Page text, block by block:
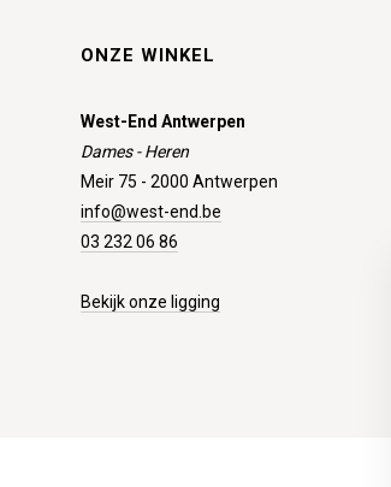
ONZE WINKEL
West-End Antwerpen
Dames - Heren
Meir 75 - 2000 Antwerpen
info@west-end.be
03 232 06 86
Bekijk onze ligging